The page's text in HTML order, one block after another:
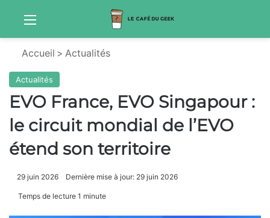
Menu
Accueil > Actualités
Actualités
EVO France, EVO Singapour :
le circuit mondial de l’EVO
étend son territoire
29 juin 2026 Dernière mise à jour: 29 juin 2026
Temps de lecture 1 minute